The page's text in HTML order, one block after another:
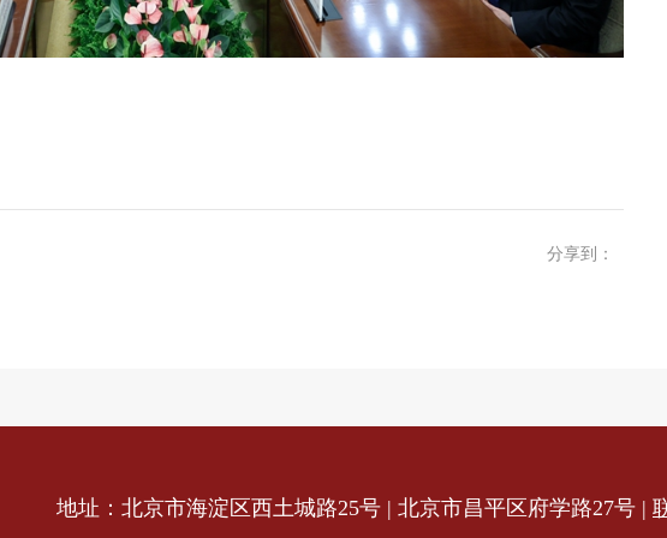
分享到：
地址：北京市海淀区西土城路25号 | 北京市昌平区府学路27号 |